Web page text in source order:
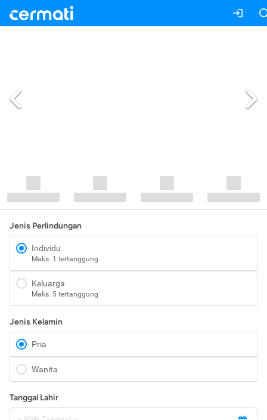
Jenis Perlindungan
Individu
Maks. 1 tertanggung
Keluarga
Maks. 5 tertanggung
Jenis Kelamin
Pria
Wanita
Tanggal Lahir